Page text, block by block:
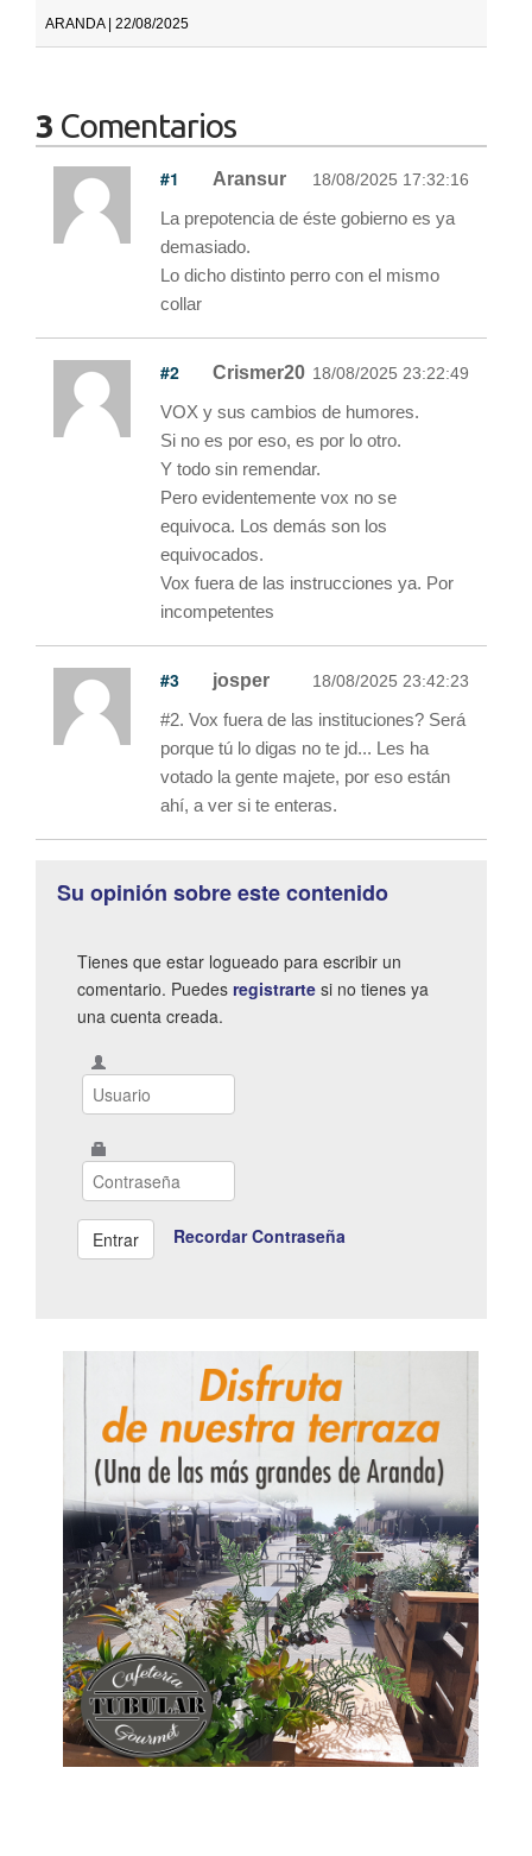
ARANDA | 22/08/2025
3 Comentarios
#1 Aransur 18/08/2025 17:32:16
La prepotencia de éste gobierno es ya
demasiado.
Lo dicho distinto perro con el mismo
collar
#2 Crismer20 18/08/2025 23:22:49
VOX y sus cambios de humores.
Si no es por eso, es por lo otro.
Y todo sin remendar.
Pero evidentemente vox no se
equivoca. Los demás son los
equivocados.
Vox fuera de las instrucciones ya. Por
incompetentes
#3 josper 18/08/2025 23:42:23
#2. Vox fuera de las instituciones? Será
porque tú lo digas no te jd... Les ha
votado la gente majete, por eso están
ahí, a ver si te enteras.
Su opinión sobre este contenido
Tienes que estar logueado para escribir un
comentario. Puedes registrarte si no tienes ya
una cuenta creada.
Recordar Contraseña